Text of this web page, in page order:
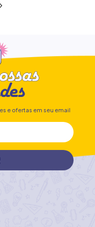
e ofertas em seu email